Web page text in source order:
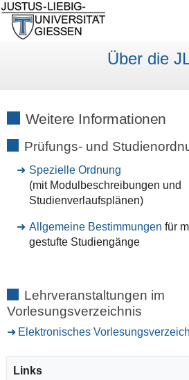
Über die
Weitere Informationen
Prüfungs- und
Spezielle Ordnung
(mit Modulbeschreibungen und
Studienverlaufsplänen)
Allgemeine Bestimmungen für
gestufte Studiengänge
Lehrveranstaltungen im
Vorlesungsverzeichnis
Elektronisches
Links